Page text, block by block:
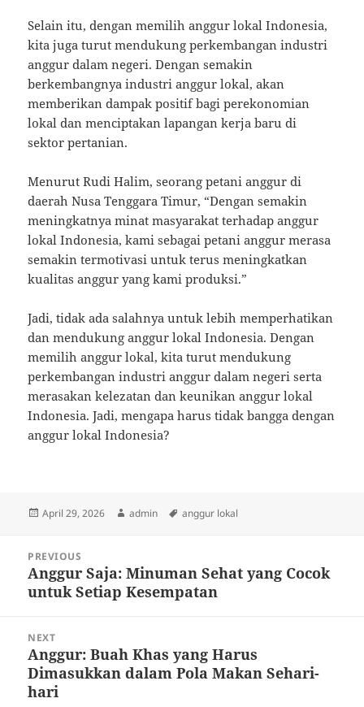
Selain itu, dengan memilih anggur lokal Indonesia,
kita juga turut mendukung perkembangan industri
anggur dalam negeri. Dengan semakin
berkembangnya industri anggur lokal, akan
memberikan dampak positif bagi perekonomian
lokal dan menciptakan lapangan kerja baru di
sektor pertanian.
Menurut Rudi Halim, seorang petani anggur di
daerah Nusa Tenggara Timur, “Dengan semakin
meningkatnya minat masyarakat terhadap anggur
lokal Indonesia, kami sebagai petani anggur merasa
semakin termotivasi untuk terus meningkatkan
kualitas anggur yang kami produksi.”
Jadi, tidak ada salahnya untuk lebih memperhatikan
dan mendukung anggur lokal Indonesia. Dengan
memilih anggur lokal, kita turut mendukung
perkembangan industri anggur dalam negeri serta
merasakan kelezatan dan keunikan anggur lokal
Indonesia. Jadi, mengapa harus tidak bangga dengan
anggur lokal Indonesia?
Posted
April 29, 2026 Author
admin Tags
anggur lokal
navigation
PREVIOUS
Previous
post:
Anggur Saja: Minuman Sehat yang Cocok
untuk Setiap Kesempatan
NEXT
Next
post:
Anggur: Buah Khas yang Harus
Dimasukkan dalam Pola Makan Sehari-
hari